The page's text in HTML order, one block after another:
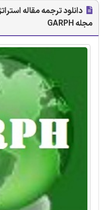
دانلود ترجمه مقاله
مجله GARPH